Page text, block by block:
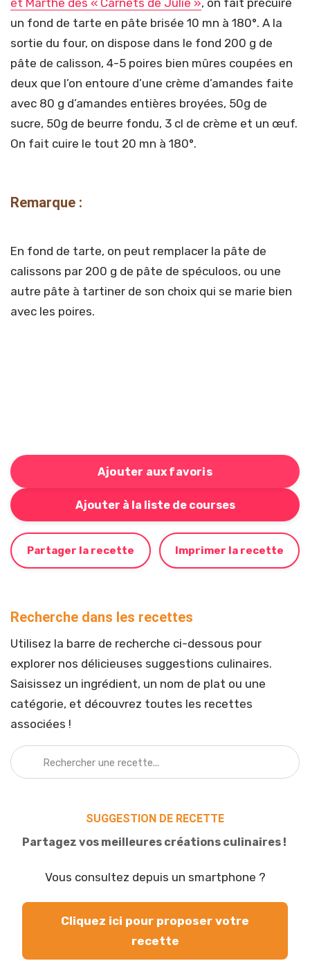
et Marthe des « Carnets de Julie », on fait précuire
un fond de tarte en pâte brisée 10 mn à 180°. A la
sortie du four, on dispose dans le fond 200 g de
pâte de calisson, 4-5 poires bien mûres coupées en
deux que l’on entoure d’une crème d’amandes faite
avec 80 g d’amandes entières broyées, 50g de
sucre, 50g de beurre fondu, 3 cl de crème et un œuf.
On fait cuire le tout 20 mn à 180°.
Remarque :
En fond de tarte, on peut remplacer la pâte de
calissons par 200 g de pâte de spéculoos, ou une
autre pâte à tartiner de son choix qui se marie bien
avec les poires.
Ajouter aux favoris
Ajouter à la liste de courses
Bouton pour ajouter cette recette à votre liste de
Partager la recette Imprimer la recette
Recherche dans les recettes
Utilisez la barre de recherche ci-dessous pour
explorer nos délicieuses suggestions culinaires.
Saisissez un ingrédient, un nom de plat ou une
catégorie, et découvrez toutes les recettes
associées !
SUGGESTION DE RECETTE
Partagez vos meilleures créations culinaires !
Vous consultez depuis un smartphone ?
Cliquez ici pour proposer votre
recette